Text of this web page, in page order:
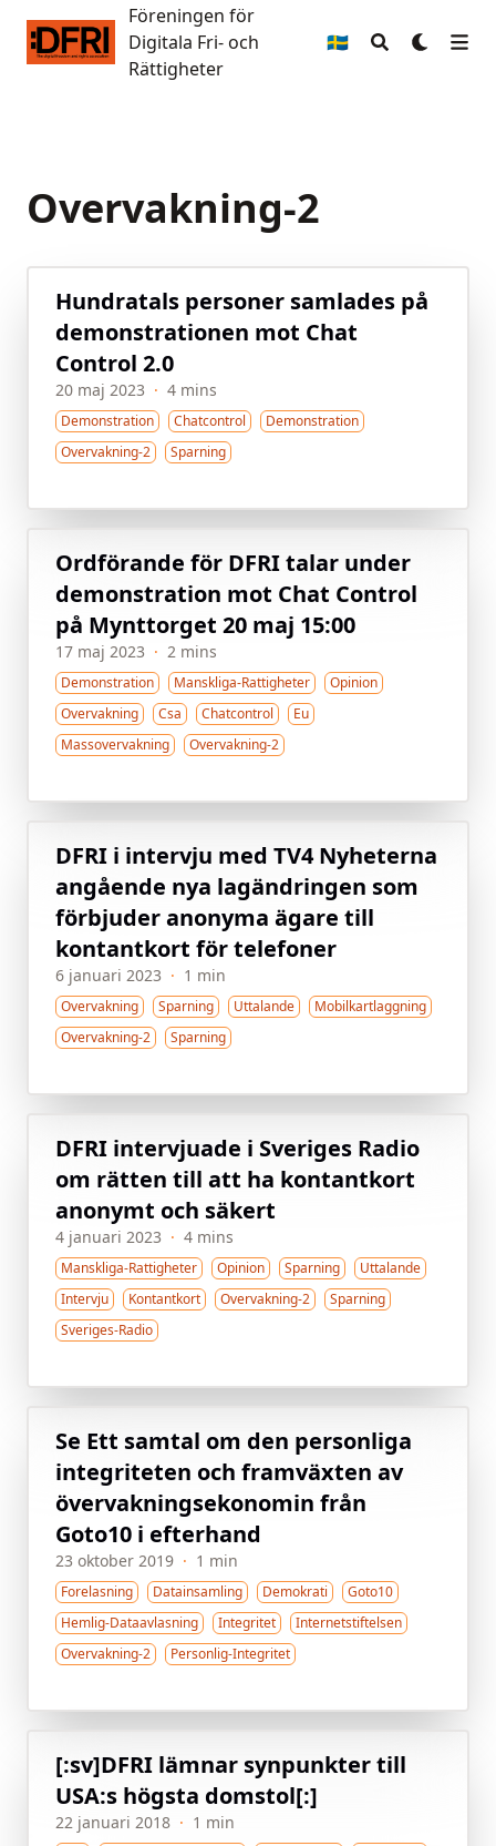
Föreningen för Digitala Fri- och Rättigheter
Föreningen för
Digitala Fri- och
Rättigheter
🇸🇪
Overvakning-2
Hundratals personer samlades på
demon­strationen mot Chat
Control 2.0
20 maj 2023 · 4 mins
Demonstration Chatcontrol
Demonstration
Overvakning-2
Sparning
Ordförande för DFRI talar under
demonstration mot Chat Control
på Mynttorget 20 maj 15:00
17 maj 2023 · 2 mins
Demonstration Manskliga-Rattigheter
Opinion
Overvakning
Csa Chatcontrol
Eu
Massovervakning
Overvakning-2
DFRI i intervju med TV4 Nyheterna
angående nya lagändringen som
förbjuder anonyma ägare till
kontantkort för telefoner
6 januari 2023 · 1 min
Overvakning Sparning Uttalande
Mobilkartlaggning
Overvakning-2
Sparning
DFRI intervjuade i Sveriges Radio
om rätten till att ha kontantkort
anonymt och säkert
4 januari 2023 · 4 mins
Manskliga-Rattigheter Opinion Sparning
Uttalande
Intervju
Kontantkort Overvakning-2
Sparning
Sveriges-Radio
Se Ett samtal om den personliga
integriteten och framväxten av
övervakningsekonomin från
Goto10 i efterhand
23 oktober 2019 · 1 min
Forelasning Datainsamling Demokrati
Goto10
Hemlig-Dataavlasning
Integritet
Internetstiftelsen
Overvakning-2
Personlig-Integritet
[:sv]DFRI lämnar synpunkter till
USA:s högsta domstol[:]
22 januari 2018 · 1 min